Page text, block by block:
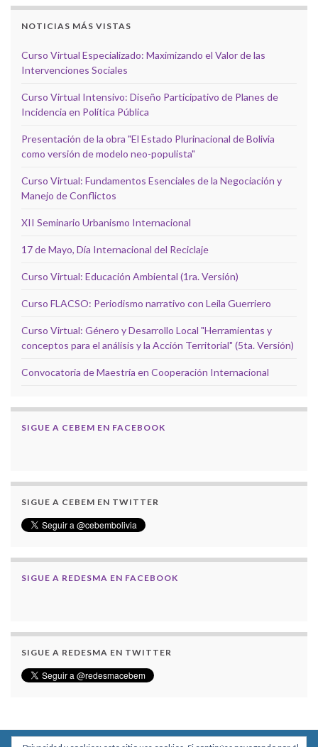
NOTICIAS MÁS VISTAS
Curso Virtual Especializado: Maximizando el Valor de las
Intervenciones Sociales
Curso Virtual Intensivo: Diseño Participativo de Planes de
Incidencia en Política Pública
Presentación de la obra "El Estado Plurinacional de Bolivia
como versión de modelo neo-populista"
Curso Virtual: Fundamentos Esenciales de la Negociación y
Manejo de Conflictos
XII Seminario Urbanismo Internacional
17 de Mayo, Día Internacional del Reciclaje
Curso Virtual: Educación Ambiental (1ra. Versión)
Curso FLACSO: Periodismo narrativo con Leila Guerriero
Curso Virtual: Género y Desarrollo Local "Herramientas y
conceptos para el análisis y la Acción Territorial" (5ta. Versión)
Convocatoria de Maestría en Cooperación Internacional
SIGUE A CEBEM EN FACEBOOK
SIGUE A CEBEM EN TWITTER
SIGUE A REDESMA EN FACEBOOK
SIGUE A REDESMA EN TWITTER